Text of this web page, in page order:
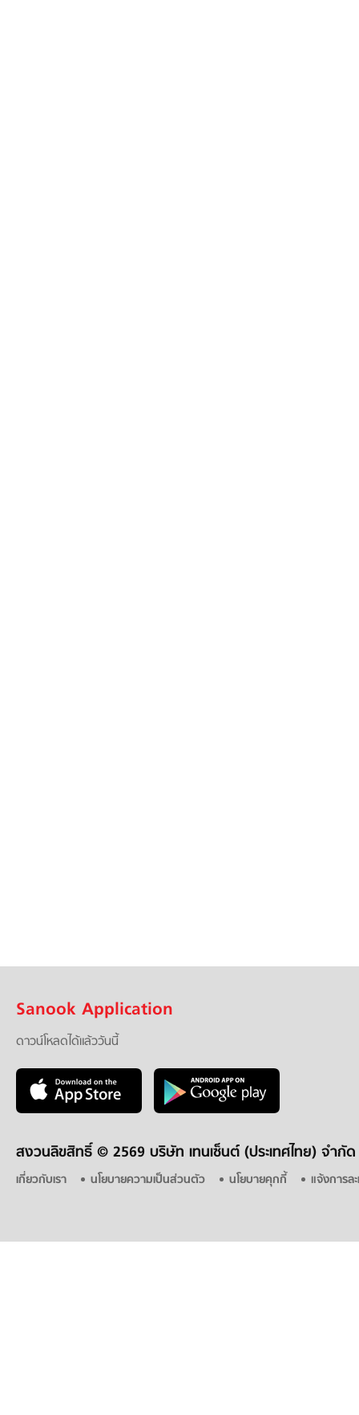
Sanook Application
ดาวน์โหลดได้แล้ววันนี้
สงวนลิขสิทธิ์ © 2569 บริษัท เทนเซ็นต์ (ประเทศไทย) จำกัด
เกี่ยวกับเรา นโยบายความเป็นส่วนตัว นโยบายคุกกี้ แจ้งการล